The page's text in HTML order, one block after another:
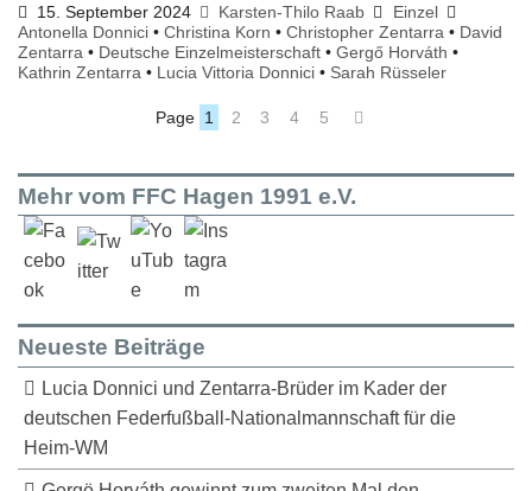
15. September 2024 Karsten-Thilo Raab
Einzel
Antonella Donnici • Christina Korn • Christopher Zentarra • David
Zentarra • Deutsche Einzelmeisterschaft • Gergő Horváth •
Kathrin Zentarra • Lucia Vittoria Donnici • Sarah Rüsseler
Page 1 2 3 4 5
Mehr vom FFC Hagen 1991 e.V.
Neueste Beiträge
Lucia Donnici und Zentarra-Brüder im Kader der
deutschen Federfußball-Nationalmannschaft für die
Heim-WM